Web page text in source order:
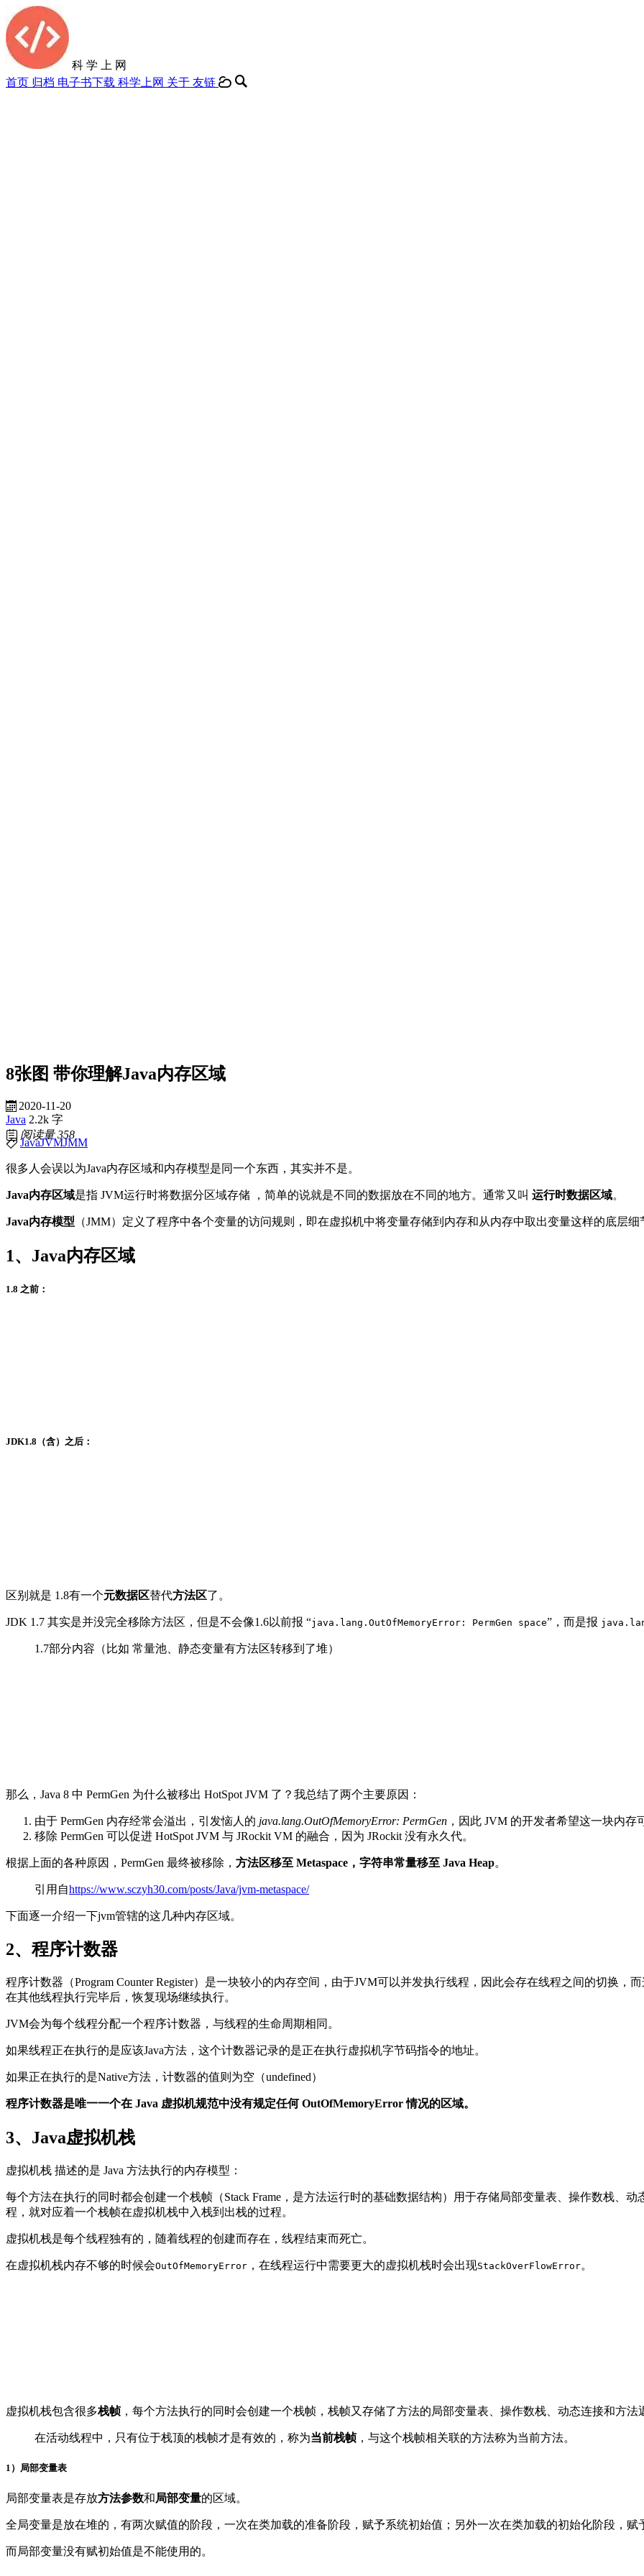
科 学 上 网
首页 归档 电子书下载 科学上网 关于 友链
8张图 带你理解Java内存区域
2020-11-20
Java 2.2k 字
阅读量358
JavaJVMJMM
很多人会误以为Java内存区域和内存模型是同一个东西，其实并不是。
Java内存区域是指 JVM运行时将数据分区域存储 ，简单的说就是不同的数据放在不同的地方。通常又叫 运行时数据区域。
Java内存模型 （JMM）定义了程序中各个变量的访问规则，即在虚拟机中将变量存储到内存和从内存中取出变量这样的底层细
1、Java内存区域
1.8 之前：
JDK1.8（含）之后：
区别就是 1.8有一个元数据区替代方法区了。
JDK 1.7 其实是并没完全移除方法区，但是不会像1.6以前报 “java.lang.OutOfMemoryError: PermGen space”，而是报
1.7部分内容（比如 常量池、静态变量有方法区转移到了堆）
那么，Java 8 中 PermGen 为什么被移出 HotSpot JVM 了？我总结了两个主要原因：
由于 PermGen 内存经常会溢出，引发恼人的 java.lang.OutOfMemoryError: PermGen ，因此 JVM 的开发者希望这一块内
移除 PermGen 可以促进 HotSpot JVM 与 JRockit VM 的融合，因为 JRockit 没有永久代。
根据上面的各种原因，PermGen 最终被移除， 方法区移至 Metaspace，字符串常量移至 Java Heap。
引用自https://www.sczyh30.com/posts/Java/jvm-metaspace/
下面逐一介绍一下jvm管辖的这几种内存区域。
2、程序计数器
程序计数器（Program Counter Register）是一块较小的内存空间，由于JVM可以并发执行线程，因此会存在线程之间的切换
在其他线程执行完毕后，恢复现场继续执行。
JVM会为每个线程分配一个程序计数器，与线程的生命周期相同。
如果线程正在执行的是应该Java方法，这个计数器记录的是正在执行虚拟机字节码指令的地址。
如果正在执行的是Native方法，计数器的值则为空（undefined）
程序计数器是唯一一个在 Java 虚拟机规范中没有规定任何 OutOfMemoryError 情况的区域。
3、Java虚拟机栈
虚拟机栈 描述的是 Java 方法执行的内存模型：
每个方法在执行的同时都会创建一个栈帧（Stack Frame，是方法运行时的基础数据结构）用于存储局部变量表、操作数栈、
程，就对应着一个栈帧在虚拟机栈中入栈到出栈的过程。
虚拟机栈是每个线程独有的，随着线程的创建而存在，线程结束而死亡。
在虚拟机栈内存不够的时候会OutOfMemoryError ，在线程运行中需要更大的虚拟机栈时会出现StackOverFlowError。
虚拟机栈包含很多栈帧，每个方法执行的同时会创建一个栈帧，栈帧又存储了方法的局部变量表、操作数栈、动态连接和方法
在活动线程中，只有位于栈顶的栈帧才是有效的，称为当前栈帧，与这个栈帧相关联的方法称为当前方法。
1）局部变量表
局部变量表是存放方法参数和局部变量的区域。
全局变量是放在堆的，有两次赋值的阶段，一次在类加载的准备阶段，赋予系统初始值；另外一次在类加载的初始化阶段，赋
而局部变量没有赋初始值是不能使用的。